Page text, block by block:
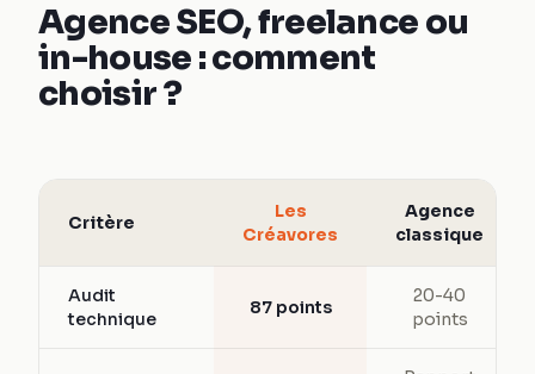
Agence SEO, freelance ou
in-house : comment
choisir ?
Critère
Les
Créavores
Agence
classique
Audit
technique
87 points
20-40
points